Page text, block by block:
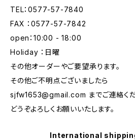
TEL：0577-57-7840
FAX ：0577-57-7842
open：10:00 - 18:00
Holiday ：日曜
その他オーダーやご要望承ります。
その他ご不明点ございましたら
sjfw1653@gmail.com までご連絡く
どうぞよろしくお願いいたします。
International